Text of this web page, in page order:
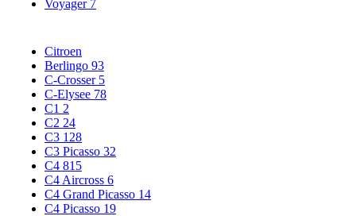
Voyager 7
Citroen
Berlingo 93
C-Crosser 5
C-Elysee 78
C1 2
C2 24
C3 128
C3 Picasso 32
C4 815
C4 Aircross 6
C4 Grand Picasso 14
C4 Picasso 19